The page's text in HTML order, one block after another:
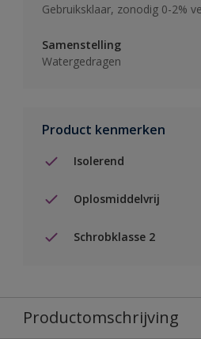
Gebruiksklaar, zonodig 0-2%
Samenstelling
Watergedragen
Product kenmerken
Isolerend
Oplosmiddelvrij
Schrobklasse 2
Productomschrijving